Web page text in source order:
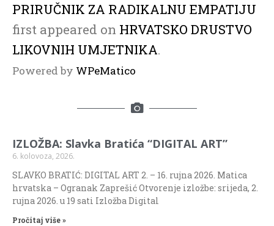
PRIRUČNIK ZA RADIKALNU EMPATIJU
first appeared on HRVATSKO DRUSTVO
LIKOVNIH UMJETNIKA.
Powered by WPeMatico
IZLOŽBA: Slavka Bratića “DIGITAL ART”
6. kolovoza, 2026.
SLAVKO BRATIĆ: DIGITAL ART 2. – 16. rujna 2026. Matica
hrvatska – Ogranak Zaprešić Otvorenje izložbe: srijeda, 2.
rujna 2026. u 19 sati Izložba Digital
Pročitaj više »